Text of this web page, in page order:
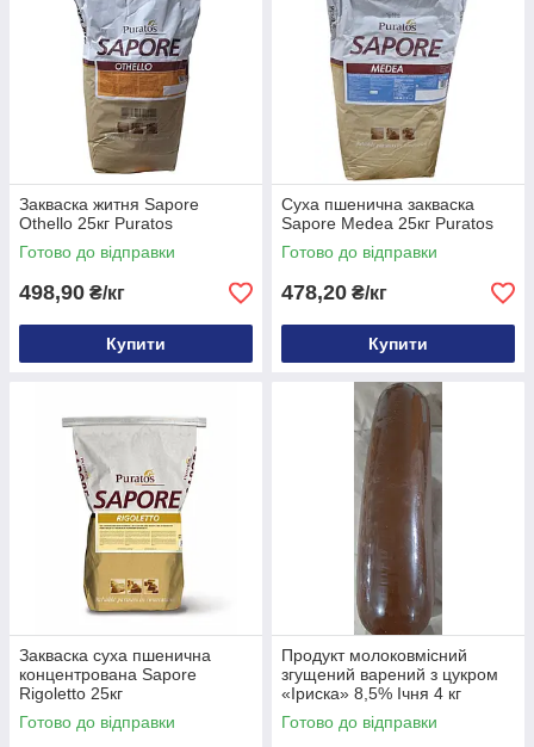
Закваска житня Sapore
Othello 25кг Puratos
Готово до відправки
498,90 ₴/кг
Купити
Суха пшенична закваска
Sapore Medea 25кг Puratos
Готово до відправки
478,20 ₴/кг
Купити
Закваска суха пшенична
концентрована Sapore
Rigoletto 25кг
Готово до відправки
Продукт молоковмісний
згущений варений з цукром
«Іриска» 8,5% Ічня 4 кг
Готово до відправки